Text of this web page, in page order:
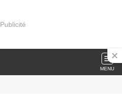
Publicité
MENU